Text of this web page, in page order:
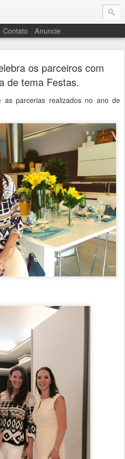
Contato Anuncie
os parceiros com
de tema Festas.
parcerias realizados no ano de